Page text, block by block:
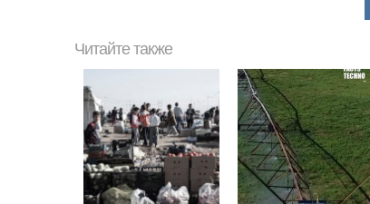
Читайте также